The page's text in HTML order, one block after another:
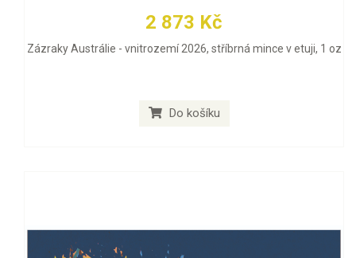
2 873 Kč
Zázraky Austrálie - vnitrozemí 2026, stříbrná mince v etuji, 1 oz
Do košíku